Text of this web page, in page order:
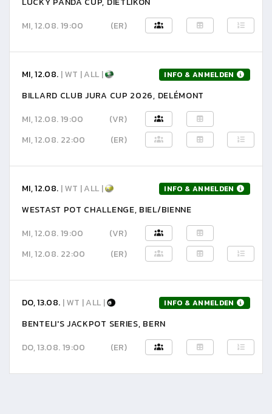
MI, 12.08. 19:00
(ER)
MI, 12.08. | WT | ALL | INFO & ANMELDEN
BILLARD CLUB JURA CUP 2026, DELÉMONT
MI, 12.08. 19:00
(VR)
MI, 12.08. 22:00
(ER)
MI, 12.08. | WT | ALL | INFO & ANMELDEN
WESTAST POT CHALLENGE, BIEL/BIENNE
MI, 12.08. 19:00
(VR)
MI, 12.08. 22:00
(ER)
DO, 13.08. | WT | ALL | INFO & ANMELDEN
BENTELI'S JACKPOT SERIES, BERN
DO, 13.08. 19:00
(ER)